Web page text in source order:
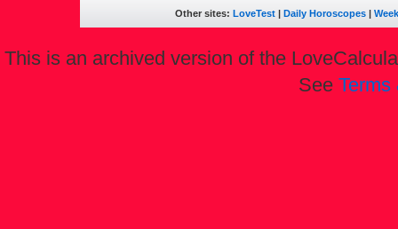
Other sites: LoveTest | Daily Horoscopes |
This is an archived version of the
See Terms